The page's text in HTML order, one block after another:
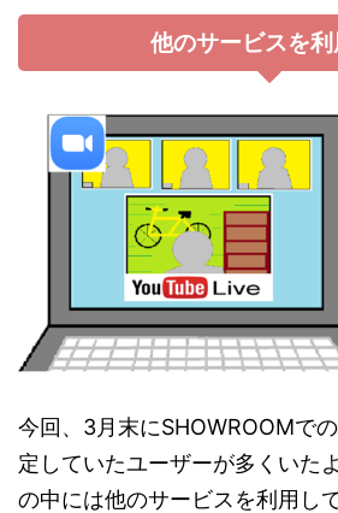
他のサービスを
今回、3月末にSHOWROOMで
定していたユーザーが多くいた
の中には他のサービスを利用し